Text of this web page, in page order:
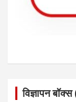
विज्ञापन